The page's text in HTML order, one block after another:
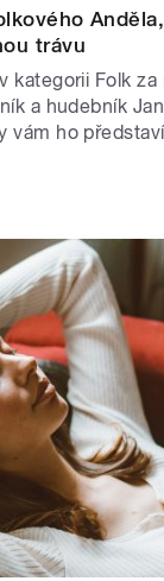
trávu
kategorii Folk za
a hudebník
vám ho